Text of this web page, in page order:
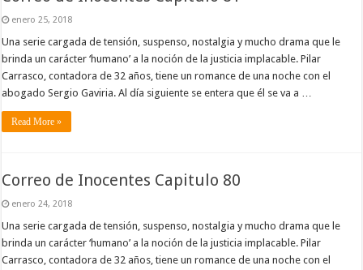
enero 25, 2018
Una serie cargada de tensión, suspenso, nostalgia y mucho drama que le
brinda un carácter ‘humano’ a la noción de la justicia implacable. Pilar
Carrasco, contadora de 32 años, tiene un romance de una noche con el
abogado Sergio Gaviria. Al día siguiente se entera que él se va a …
Read More »
Correo de Inocentes Capitulo 80
enero 24, 2018
Una serie cargada de tensión, suspenso, nostalgia y mucho drama que le
brinda un carácter ‘humano’ a la noción de la justicia implacable. Pilar
Carrasco, contadora de 32 años, tiene un romance de una noche con el